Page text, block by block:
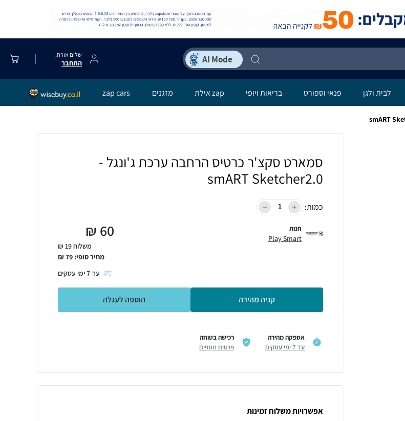
שלום אורח,
התחבר
לבית ולגן פנאי וספורט בריאות ויופי zap אילת מזגנים zap cars
סמארט סקצ'ר כרטיס הרחבה ערכת ג'ונגל -
smART Sketcher2.0
כמות:
חנות
Play Smart
60
₪
משלוח 19 ₪
מחיר סופי: 79
₪
עד7ימי עסקים
קניה מהירה הוספה לעגלה
אספקה מהירה
עד 7 ימי עסקים
רכישה בטוחה
פרטים נוספים
אפשרויות משלוח זמינות